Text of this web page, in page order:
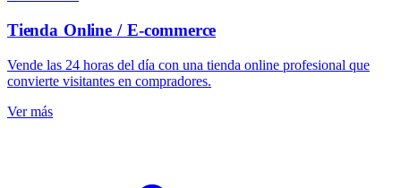
Tienda Online / E-commerce
Vende las 24 horas del día con una tienda online profesional que
convierte visitantes en compradores.
Ver más